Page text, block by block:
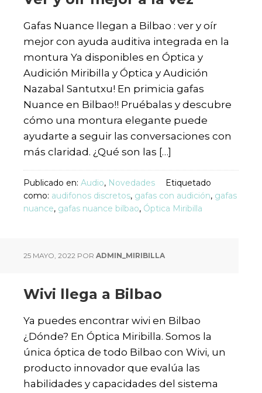
Gafas Nuance llegan a Bilbao : ver y oír
mejor con ayuda auditiva integrada en la
montura Ya disponibles en Óptica y
Audición Miribilla y Óptica y Audición
Nazabal Santutxu! En primicia gafas
Nuance en Bilbao!! Pruébalas y descubre
cómo una montura elegante puede
ayudarte a seguir las conversaciones con
más claridad. ¿Qué son las […]
Publicado en: Audio, Novedades
Etiquetado
como: audifonos discretos, gafas con audición, gafas
nuance, gafas nuance bilbao, Óptica Miribilla
25 MAYO, 2022 POR ADMIN_MIRIBILLA
Wivi llega a Bilbao
Ya puedes encontrar wivi en Bilbao
¿Dónde? En Óptica Miribilla. Somos la
única óptica de todo Bilbao con Wivi, un
producto innovador que evalúa las
habilidades y capacidades del sistema